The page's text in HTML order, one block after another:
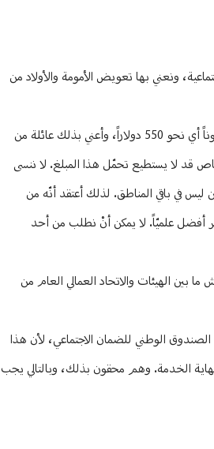
إضافة إلى مضاعفة التقديمات الاجتماعية، ونعني بها تعويض الأمومة والأولاد من
وردّاً على سؤال يُشدّد أبو دياب على أنّ “هذا الرقم غير مُنصِف، لأن السلة الغذائية لعائلة مؤلفة من أربعة أفراد لا تقلّ عن 50 مليوناً أي نحو 550 دولاراً، وأعني بذلك عائلة من
قد لا يستطيع تحمّل هذا المبلغ. لا ننسى
ليس في باقي المناطق. لذلك أعتقد أنّه من
أفضل علميّاً. لا يمكن أنْ نطلب من أحد
بين الهيئات والاتحاد العمالي العام من
الصندوق الوطني للضمان الاجتماعي، لأن هذا
نهاية الخدمة. وهم محقون بذلك، وبالتالي يجب